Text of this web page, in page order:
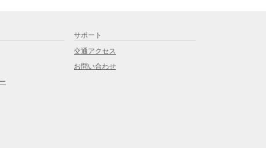
サポート
交通アクセス
お問い合わせ